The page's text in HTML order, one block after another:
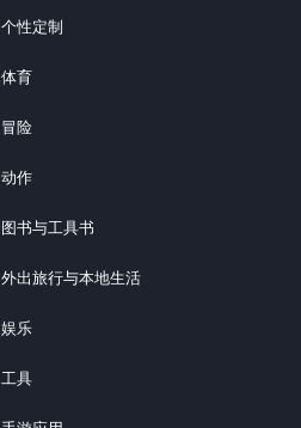
个性定制
体育
冒险
动作
图书与工具书
外出旅行与本地生活
娱乐
工具